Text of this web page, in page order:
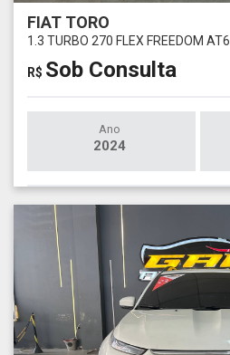
FIAT TORO
1.3 TURBO 270 FLEX FREEDOM AT6
R$ Sob Consulta
Ano
2024